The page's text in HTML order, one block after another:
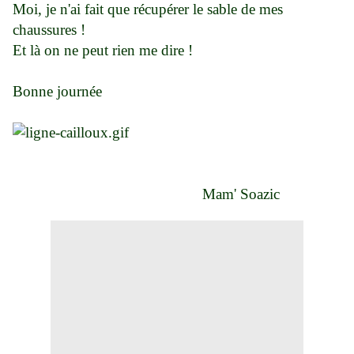
Moi, je n'ai fait que récupérer le sable de mes
chaussures !
Et là on ne peut rien me dire !
Bonne journée
Mam' Soazic